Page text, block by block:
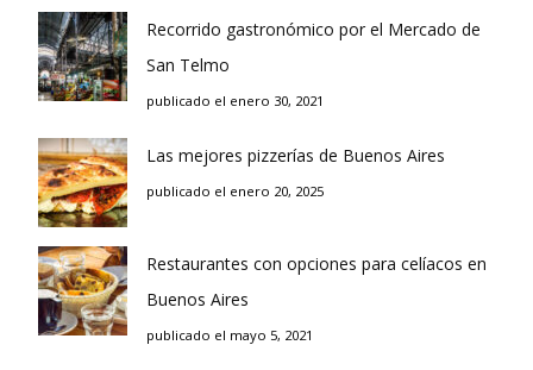
Recorrido gastronómico por el Mercado de
San Telmo
publicado el enero 30, 2021
Las mejores pizzerías de Buenos Aires
publicado el enero 20, 2025
Restaurantes con opciones para celíacos en
Buenos Aires
publicado el mayo 5, 2021